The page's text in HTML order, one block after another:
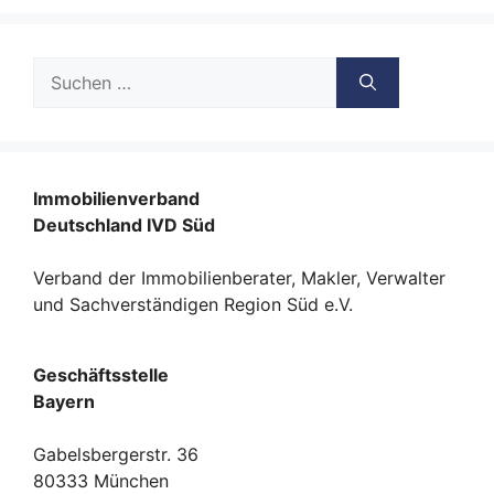
nach:
Immobilienverband
Deutschland IVD Süd
Verband der Immobilienberater, Makler, Verwalter
und Sachverständigen Region Süd e.V.
Geschäftsstelle
Bayern
Gabelsbergerstr. 36
80333 München